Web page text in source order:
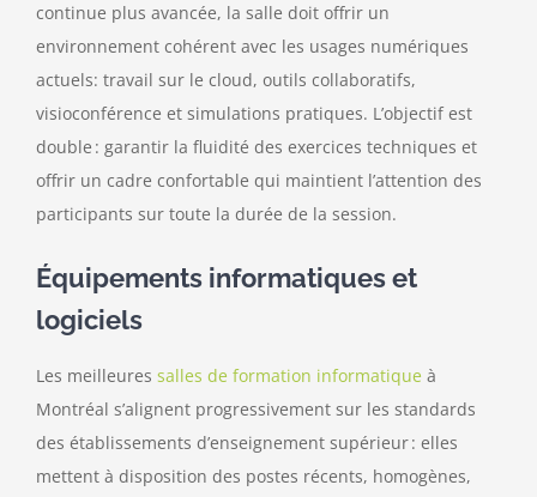
continue plus avancée, la salle doit offrir un
environnement cohérent avec les usages numériques
actuels: travail sur le cloud, outils collaboratifs,
visioconférence et simulations pratiques. L’objectif est
double : garantir la fluidité des exercices techniques et
offrir un cadre confortable qui maintient l’attention des
participants sur toute la durée de la session.
Équipements informatiques et
logiciels
Les meilleures salles de formation informatique à
Montréal s’alignent progressivement sur les standards
des établissements d’enseignement supérieur : elles
mettent à disposition des postes récents, homogènes,